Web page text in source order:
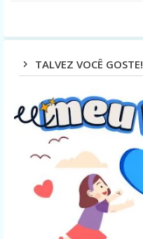
TALVEZ VOCÊ GOSTE!